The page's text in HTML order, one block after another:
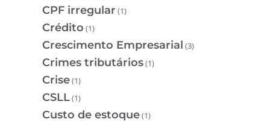
CPF irregular (1)
Crédito (1)
Crescimento Empresarial (3)
Crimes tributários(1)
Crise(1)
CSLL(1)
Custo de estoque(1)